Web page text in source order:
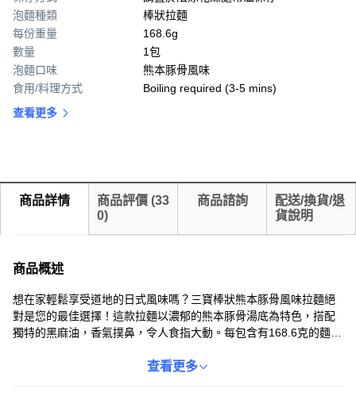
泡麵種類
棒狀拉麵
每份重量
168.6g
數量
1包
泡麵口味
熊本豚骨風味
食用/料理方式
Boiling required (3-5 mins)
查看更多
商品詳情 商品評價 (33
0)
商品諮詢
配送/換貨/退
貨說明
商品概述
想在家輕鬆享受道地的日式風味嗎？三寶棒狀熊本豚骨風味拉麵絕
對是您的最佳選擇！這款拉麵以濃郁的熊本豚骨湯底為特色，搭配
獨特的黑麻油，香氣撲鼻，令人食指大動。每包含有168.6克的麵
夜，都能隨時享受這碗美味的拉麵。現在就來一碗，體驗熊本豚骨
查看更多